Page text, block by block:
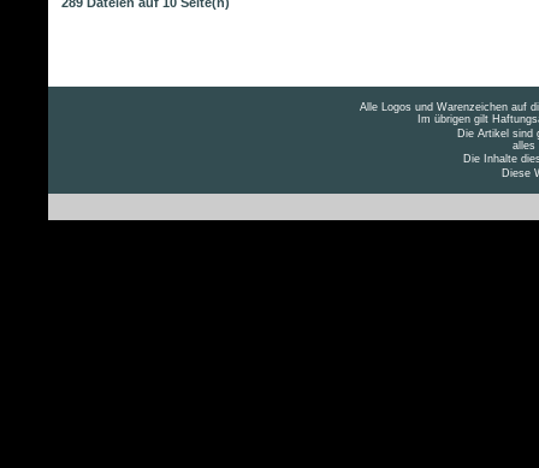
Alle Logos und Warenzeichen auf
Im übrigen gilt
Die Artikel sind
alles
Die Inhalte
Diese